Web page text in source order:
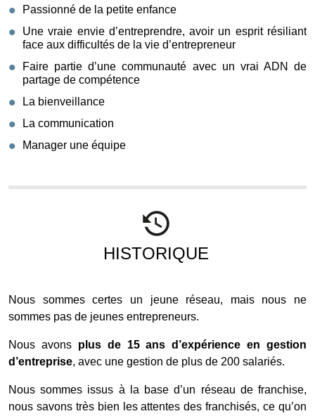
Passionné de la petite enfance
Une vraie envie d’entreprendre, avoir un esprit résiliant
face aux difficultés de la vie d’entrepreneur
Faire partie d’une communauté avec un vrai ADN de
partage de compétence
La bienveillance
La communication
Manager une équipe
HISTORIQUE
Nous sommes certes un jeune réseau, mais nous ne
sommes pas de jeunes entrepreneurs.
Nous avonsplus de 15 ans d’expérience en gestion
d’entreprise, avec une gestion de plus de 200 salariés.
Nous sommes issus à la base d’un réseau de franchise,
nous savons très bien les attentes des franchisés, ce qu’on